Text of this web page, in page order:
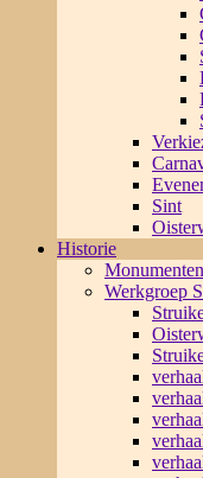
Sint
Historie
Werkgroep